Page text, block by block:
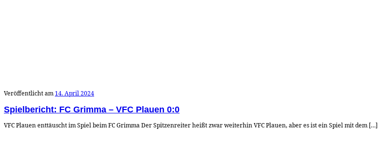
Veröffentlicht am14. April 2024
Spielbericht: FC Grimma – VFC Plauen 0:0
VFC Plauen enttäuscht im Spiel beim FC Grimma Der Spitzenreiter heißt zwar weiterhin VFC Plauen, aber es ist ein Spiel mit dem […]